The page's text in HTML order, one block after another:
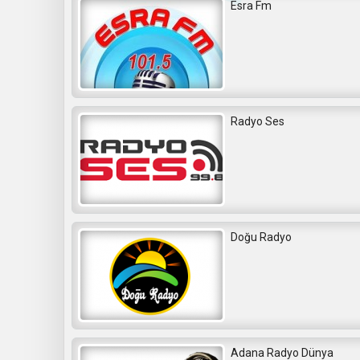
Esra Fm
Radyo Ses
Doğu Radyo
Adana Radyo Dünya